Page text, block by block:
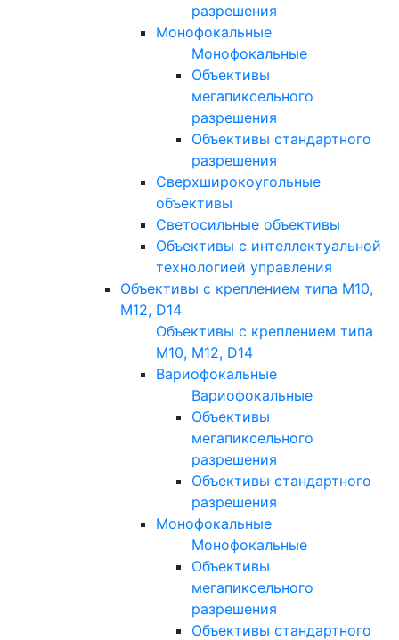
разрешения
Монофокальные
Монофокальные
Объективы
мегапиксельного
разрешения
Объективы стандартного
разрешения
Сверхширокоугольные
объективы
Светосильные объективы
Объективы с интеллектуальной
технологией управления
Объективы с креплением типа M10,
M12, D14
Объективы с креплением типа
M10, M12, D14
Вариофокальные
Вариофокальные
Объективы
мегапиксельного
разрешения
Объективы стандартного
разрешения
Монофокальные
Монофокальные
Объективы
мегапиксельного
разрешения
Объективы стандартного